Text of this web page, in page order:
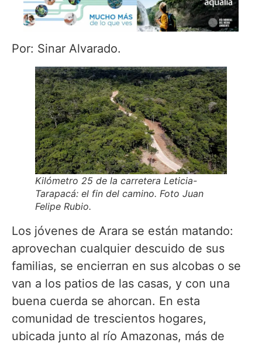
Por: Sinar Alvarado.
Kilómetro 25 de la carretera Leticia-
Tarapacá: el fin del camino. Foto Juan
Felipe Rubio.
Los jóvenes de Arara se están matando:
aprovechan cualquier descuido de sus
familias, se encierran en sus alcobas o se
van a los patios de las casas, y con una
buena cuerda se ahorcan. En esta
comunidad de trescientos hogares,
ubicada junto al río Amazonas, más de